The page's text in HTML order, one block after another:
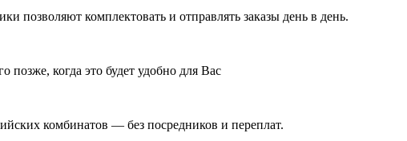
позволяют комплектовать и отправлять заказы день в день.
позже, когда это будет удобно для Вас
комбинатов — без посредников и переплат.